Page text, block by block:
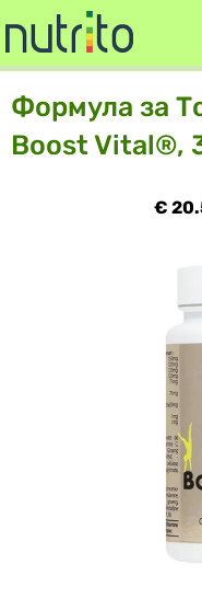
Формула за
Boost Vital®,
€